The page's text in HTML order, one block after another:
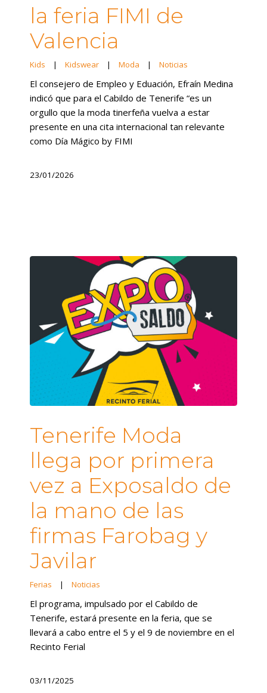
la feria FIMI de
Valencia
Kids | Kidswear | Moda | Noticias
El consejero de Empleo y Eduación, Efraín Medina
indicó que para el Cabildo de Tenerife “es un
orgullo que la moda tinerfeña vuelva a estar
presente en una cita internacional tan relevante
como Día Mágico by FIMI
23/01/2026
Tenerife Moda
llega por primera
vez a Exposaldo de
la mano de las
firmas Farobag y
Javilar
Ferias | Noticias
El programa, impulsado por el Cabildo de
Tenerife, estará presente en la feria, que se
llevará a cabo entre el 5 y el 9 de noviembre en el
Recinto Ferial
03/11/2025